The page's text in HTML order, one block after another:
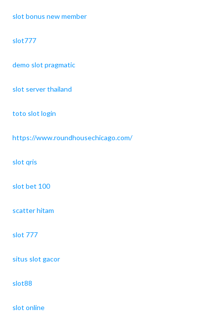
slot bonus new member
slot777
demo slot pragmatic
slot server thailand
toto slot login
https://www.roundhousechicago.com/
slot qris
slot bet 100
scatter hitam
slot 777
situs slot gacor
slot88
slot online